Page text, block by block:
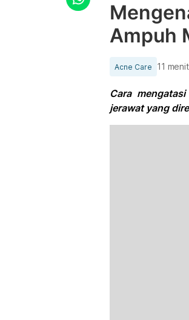
Ampuh
Acne Care 11 menit
Cara
jerawat yang